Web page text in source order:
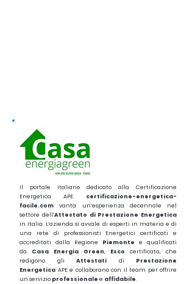
Il portale italiano dedicato alla Certificazione
Energetica APE. certificazione-energetica-
facile.com vanta un’esperienza decennale nel
settore dell’Attestato di Prestazione Energetica
in Italia. L’azienda si avvale di esperti in materia e di
una rete di professionisti Energetici certificati e
accreditati dalla Regione Piemonte e qualificati
da Casa Energia Green, Esco certificata, che
redigono gli Attestati di Prestazione
Energetica APE e collaborano con il team per offrire
un servizio professionale e affidabile.